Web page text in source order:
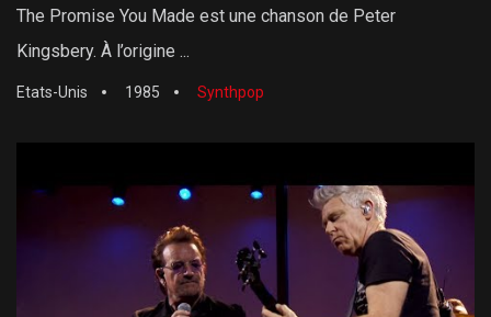
The Promise You Made est une chanson de Peter
Kingsbery. À l’origine ...
Etats-Unis 1985 Synthpop